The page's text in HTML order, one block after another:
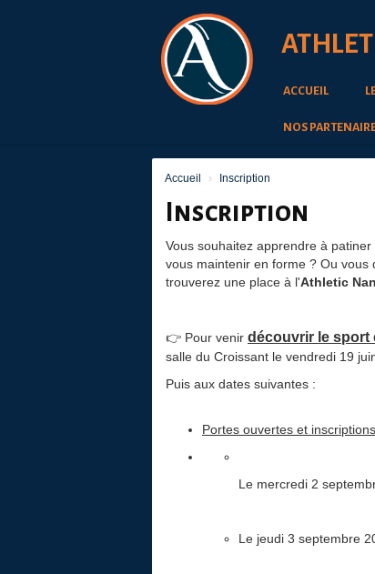
ACCUEIL
NOS
Accueil Inscription
Inscription
Vous souhaitez apprendre à
vous maintenir en forme ? Ou
trouverez une place à l'Athletic
👉 Pour venir découvrir le sport
salle du Croissant le vendredi 19
Puis aux dates suivantes :
Portes ouvertes et inscriptions
Le mercredi 2
Le jeudi 3 septembre